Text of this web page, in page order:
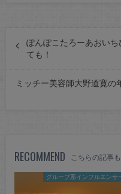
ぽんぽこたろーあおい
ても！
ミッチー美容師大野道寛
RECOMMEND こちらの記事も
グループ系インフルエンサ